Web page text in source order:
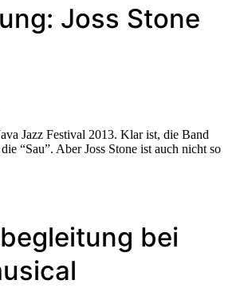
Joss Stone
Jazz Festival 2013. Klar ist, die Band
“Sau”. Aber Joss Stone ist auch nicht so
bei